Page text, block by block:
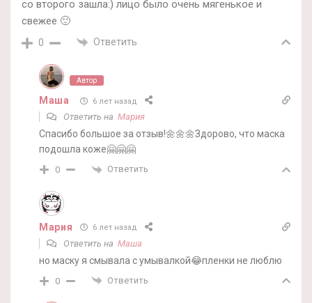
со второго зашла:) лицо было очень мягенькое и
свежее 🙂
0 Ответить
Автор
Маша 6 лет назад
Ответить на Мария
Спасибо большое за отзыв!🌼🌼🌼Здорово, что маска
подошла коже🤗🤗🤗
0 Ответить
Мария 6 лет назад
Ответить на Маша
но маску я смывала с умывалкой😂пленки не люблю
0 Ответить